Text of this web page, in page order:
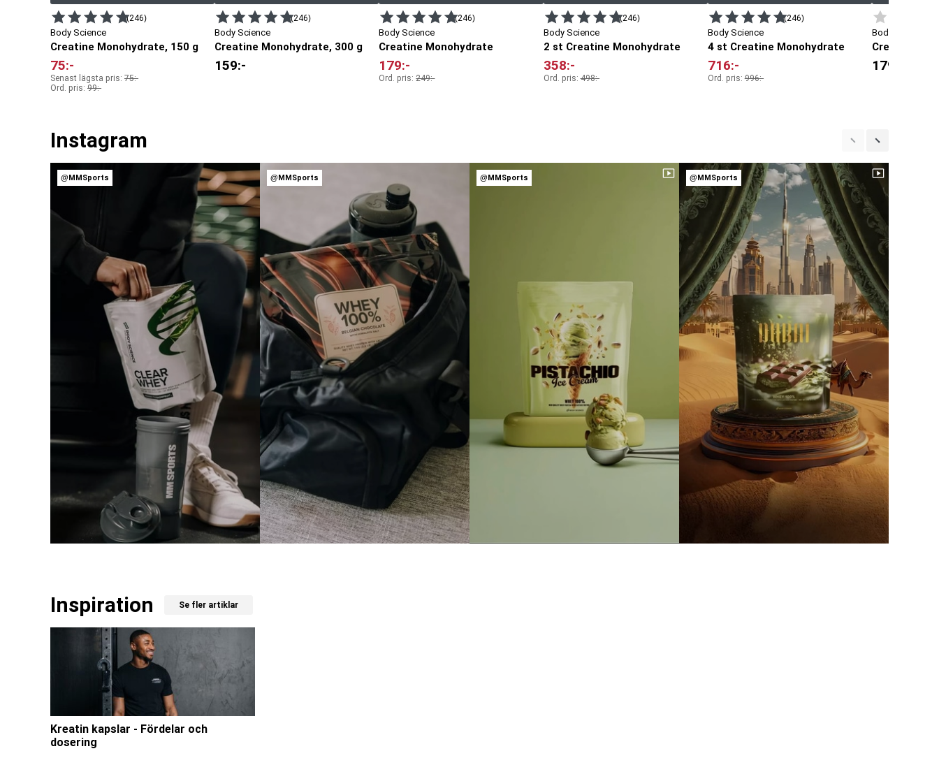
(246)
Body Science
Creatine Monohydrate, 150 g
75:-
Senast lägsta pris: 75:-
Ord. pris: 99:-
(246)
Body Science
Creatine Monohydrate, 300 g
159:-
(246)
Body Science
Creatine Monohydrate
179:-
Ord. pris:249:-
(246)
Body Science
2 st Creatine Monohydrate
358:-
Ord. pris:498:-
(246)
Body Science
4 st Creatine Monohydrate
716:-
Ord. pris:996:-
Body Science
Creatine
179
Instagram
@MMSports @MMSports @MMSports @MMSports
Inspiration Se fler artiklar
Kreatin kapslar - Fördelar och
dosering